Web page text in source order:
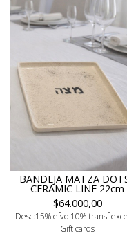
BANDEJA MATZA
CERAMIC LINE 22cm
$64.000,00
Desc:15% efvo 10% transf
Gift cards